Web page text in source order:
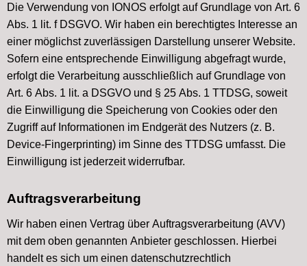
Die Verwendung von IONOS erfolgt auf Grundlage von Art. 6
Abs. 1 lit. f DSGVO. Wir haben ein berechtigtes Interesse an
einer möglichst zuverlässigen Darstellung unserer Website.
Sofern eine entsprechende Einwilligung abgefragt wurde,
erfolgt die Verarbeitung ausschließlich auf Grundlage von
Art. 6 Abs. 1 lit. a DSGVO und § 25 Abs. 1 TTDSG, soweit
die Einwilligung die Speicherung von Cookies oder den
Zugriff auf Informationen im Endgerät des Nutzers (z. B.
Device-Fingerprinting) im Sinne des TTDSG umfasst. Die
Einwilligung ist jederzeit widerrufbar.
Auftragsverarbeitung
Wir haben einen Vertrag über Auftragsverarbeitung (AVV)
mit dem oben genannten Anbieter geschlossen. Hierbei
handelt es sich um einen datenschutzrechtlich